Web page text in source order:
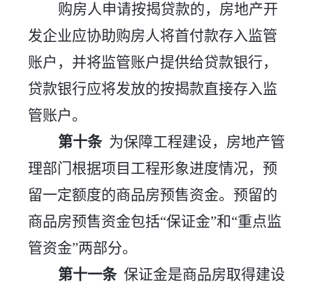
购房人申请按揭贷款的，房地产开
发企业应协助购房人将首付款存入监管
账户，并将监管账户提供给贷款银行，
贷款银行应将发放的按揭款直接存入监
管账户。
第十条 为保障工程建设，房地产管
理部门根据项目工程形象进度情况，预
留一定额度的商品房预售资金。预留的
商品房预售资金包括“保证金”和“重点监
管资金”两部分。
第十一条 保证金是商品房取得建设